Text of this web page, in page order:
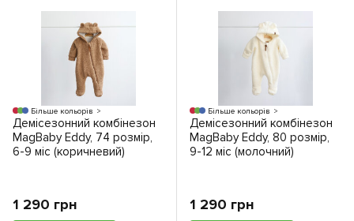
Більше кольорів
Демісезонний комбінезон
MagBaby Eddy, 74 розмір,
6-9 міс (коричневий)
1 290 грн
Більше кольорів
Демісезонний комбінезон
MagBaby Eddy, 80 розмір,
9-12 міс (молочний)
1 290 грн